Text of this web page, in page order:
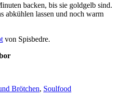
backen, bis sie goldgelb sind.
abkühlen lassen und noch warm
von Spisbedre.
Brötchen, Soulfood